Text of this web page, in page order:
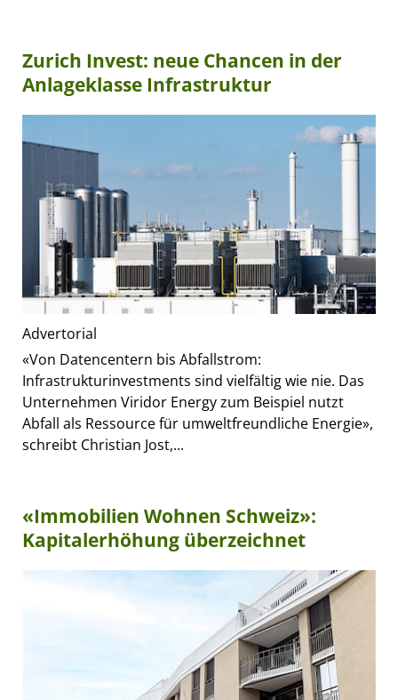
Zurich Invest: neue Chancen in der
Anlageklasse Infrastruktur
Advertorial
«Von Datencentern bis Abfallstrom:
Infrastrukturinvestments sind vielfältig wie nie. Das
Unternehmen Viridor Energy zum Beispiel nutzt
Abfall als Ressource für umweltfreundliche Energie»,
schreibt Christian Jost,...
«Immobilien Wohnen Schweiz»:
Kapitalerhöhung überzeichnet